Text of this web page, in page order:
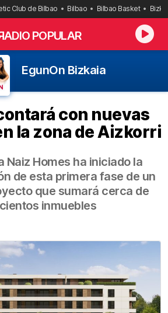
Club de Bilbao Bilbao Bilbao Basket
ADIO POPULAR
EgunOn Bizkaia
con nuevas
la zona de Aizkorri
Naiz Homes ha iniciado la
de esta primera fase de un
que sumará cerca de
inmuebles